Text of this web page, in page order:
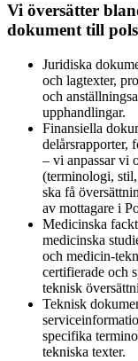
Vi översätter
dokument till
Juridiska
och lagtexter,
och
upphandlingar.
Finansiella
delårsrapporter,
– vi anpassar vi
(terminologi,
ska få
av mottagare i
Medicinska
medicinska
och medicin-
certifierade och
teknisk
Teknisk
specifika
tekniska texter.